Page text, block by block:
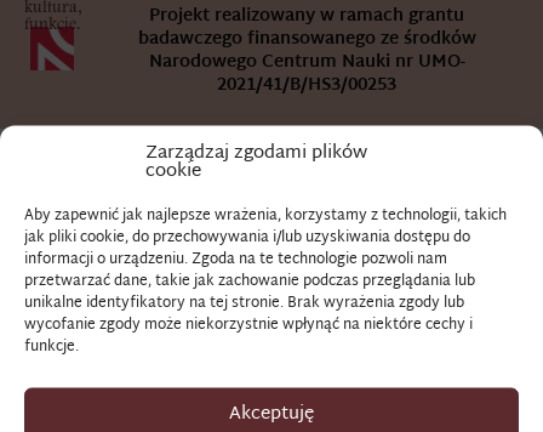
Zarządzaj zgodami plików
cookie
Aby zapewnić jak najlepsze wrażenia, korzystamy z technologii, takich
jak pliki cookie, do przechowywania i/lub uzyskiwania dostępu do
informacji o urządzeniu. Zgoda na te technologie pozwoli nam
przetwarzać dane, takie jak zachowanie podczas przeglądania lub
unikalne identyfikatory na tej stronie. Brak wyrażenia zgody lub
wycofanie zgody może niekorzystnie wpłynąć na niektóre cechy i
funkcje.
Akceptuję
Projekt realizowany w ramach grantu
badawczego finansowanego ze środków
Narodowego Centrum Nauki nr UMO-
2021/41/B/HS3/00253
FAKCJANT
Fakcjant– członek fakcji, stronnictwa politycznego, partii.
Źródło: „Electus tandem e[st]od jednych partyzantów i
Dux Saxoniae Nomine….”